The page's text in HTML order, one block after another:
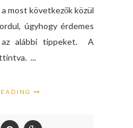
most következők közül
úgyhogy érdemes
az alábbi tippeket. A
...